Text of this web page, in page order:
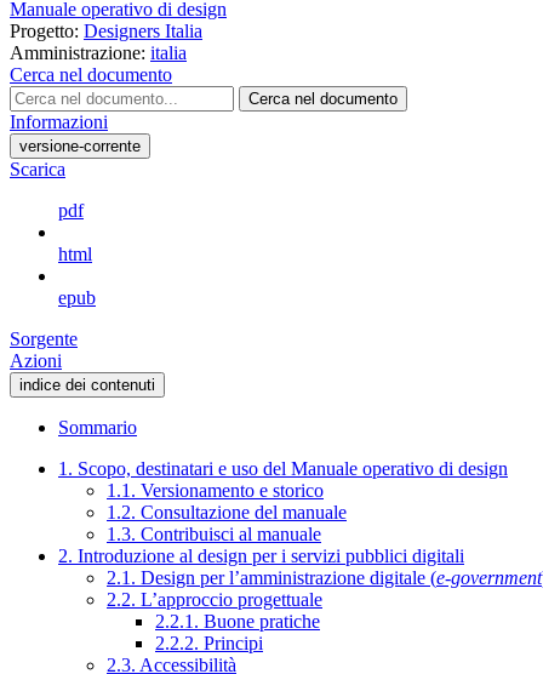
Manuale operativo di design
Progetto: Designers Italia
Amministrazione: italia
Cerca nel documento
Cerca nel documento
Informazioni
versione-corrente
Scarica
pdf
html
epub
Sorgente
Azioni
indice dei contenuti
Sommario
1. Scopo, destinatari e uso del Manuale operativo di design
1.1. Versionamento e storico
1.2. Consultazione del manuale
1.3. Contribuisci al manuale
2. Introduzione al design per i servizi pubblici digitali
2.1. Design per l’amministrazione digitale (e-government
2.2. L’approccio progettuale
2.2.1. Buone pratiche
2.2.2. Principi
2.3. Accessibilità